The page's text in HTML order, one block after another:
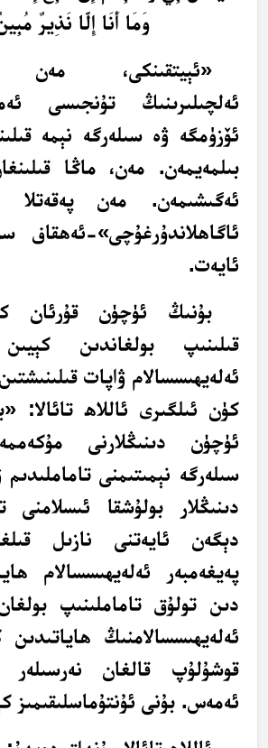
وَمَا أَنَا إِلَّا نَذِيرٌ
«ئېيتقىنكى، مەن
ئەلچىلىرىنىڭ تۇنجىسى
ئۆزۈمگە ۋە سىلەرگە نېمە
بىلمەيمەن. مەن، ماڭا
ئەگىشىمەن. مەن پەقەتلا
ئايەت.
بۇنىڭ ئۈچۈن قۇرئان
قىلىنىپ بولغاندىن كېيىن
كۈن ئىلگىرى ئاللاھ تائالا:
ئۈچۈن دىنىڭلارنى
سىلەرگە نېمىتىمنى
دىنىڭلار بولۇشقا ئىسلامنى
دېگەن ئايەتنى نازىل
پەيغەمبەر ئەلەيھىسسالام
دىن تولۇق تاماملىنىپ
ئەلەيھىسسالامنىڭ ھاياتىدىن
قوشۇلۇپ قالغان
ئەمەس. بۇنى ئۇنتۇماسلىقىمىز